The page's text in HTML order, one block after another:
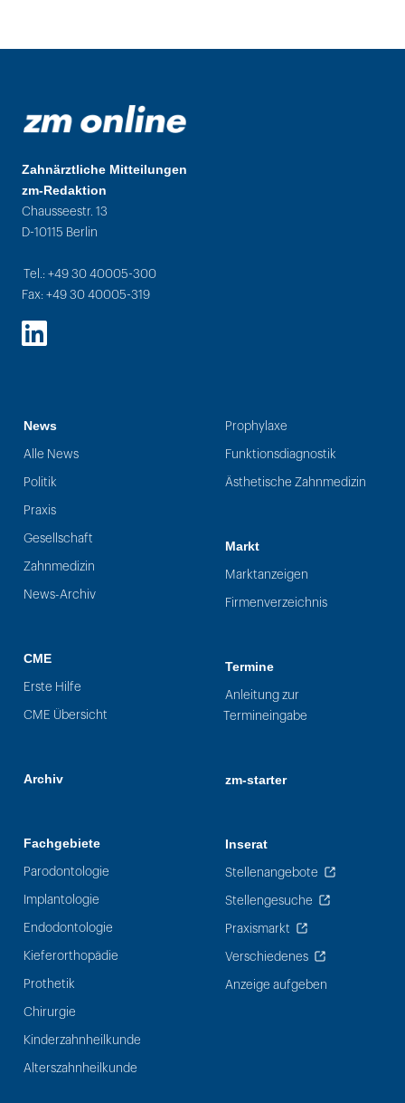
Zahnärztliche Mitteilungen
zm-Redaktion
Chausseestr. 13
D-10115 Berlin
Tel.: +49 30 40005-300
Fax: +49 30 40005-319
LinkedIn
News
Alle News
Politik
Praxis
Gesellschaft
Zahnmedizin
News-Archiv
CME
Erste Hilfe
CME Übersicht
Archiv
Fachgebiete
Parodontologie
Implantologie
Endodontologie
Kieferorthopädie
Prothetik
Chirurgie
Kinderzahnheilkunde
Alterszahnheilkunde
Prophylaxe
Funktionsdiagnostik
Ästhetische Zahnmedizin
Markt
Marktanzeigen
Firmenverzeichnis
Termine
Anleitung zur
Termineingabe
zm-starter
Inserat
Stellenangebote
Stellengesuche
Praxismarkt
Verschiedenes
Anzeige aufgeben